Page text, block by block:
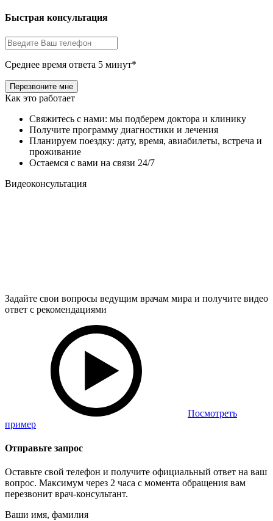
Быстрая консультация
Среднее время ответа 5 минут*
Как это работает
Свяжитесь с нами: мы подберем доктора и клинику
Получите программу диагностики и лечения
Планируем поездку: дату, время, авиабилеты, встреча и
проживание
Остаемся с вами на связи 24/7
Видеоконсультация
Задайте свои вопросы ведущим врачам мира и получите видео
ответ с рекомендациями
Посмотреть
пример
Отправьте запрос
Оставьте свой телефон и получите официальный ответ на ваш
вопрос. Максимум через 2 часа с момента обращения вам
перезвонит врач-консультант.
Ваши имя, фамилия